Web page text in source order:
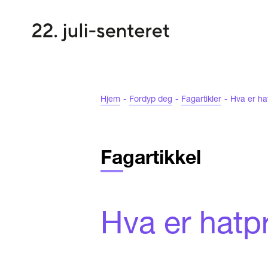
Hjem - Fordyp deg - Fagartikler - Hva er
Fagartikkel
Hva er